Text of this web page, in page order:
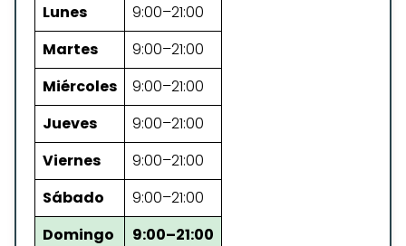
Lunes
9:00–21:00
Martes
9:00–21:00
Miércoles
9:00–21:00
Jueves
9:00–21:00
Viernes
9:00–21:00
Sábado
9:00–21:00
Domingo
9:00–21:00